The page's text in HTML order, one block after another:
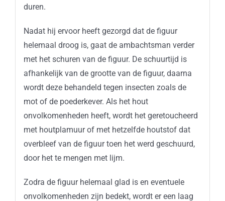
duren.
Nadat hij ervoor heeft gezorgd dat de figuur
helemaal droog is, gaat de ambachtsman verder
met het schuren van de figuur. De schuurtijd is
afhankelijk van de grootte van de figuur, daarna
wordt deze behandeld tegen insecten zoals de
mot of de poederkever. Als het hout
onvolkomenheden heeft, wordt het geretoucheerd
met houtplamuur of met hetzelfde houtstof dat
overbleef van de figuur toen het werd geschuurd,
door het te mengen met lijm.
Zodra de figuur helemaal glad is en eventuele
onvolkomenheden zijn bedekt, wordtereen laag